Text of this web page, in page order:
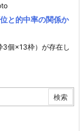
と的中率の関係か
個×13枠）が存在し